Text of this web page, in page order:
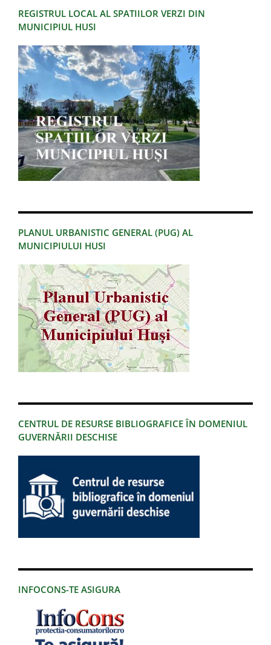
REGISTRUL LOCAL AL SPATIILOR VERZI DIN
MUNICIPIUL HUSI
PLANUL URBANISTIC GENERAL (PUG) AL
MUNICIPIULUI HUSI
CENTRUL DE RESURSE BIBLIOGRAFICE ÎN DOMENIUL
GUVERNĂRII DESCHISE
INFOCONS-TE ASIGURA